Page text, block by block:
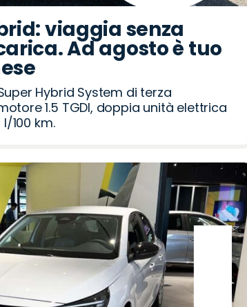
viaggia senza
Ad agosto è tuo
Hybrid System di terza
1.5 TGDI, doppia unità elettrica
100 km.